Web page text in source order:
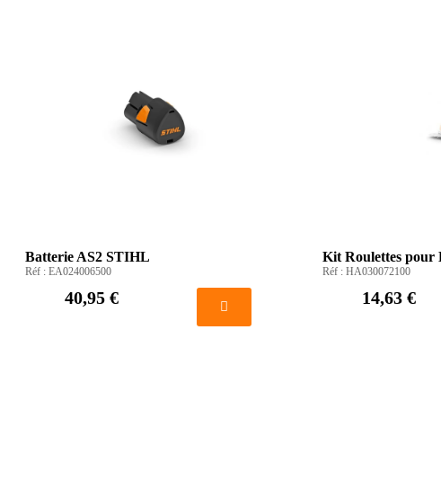
Batterie AS2 STIHL
Réf : EA024006500
40,95 €
Kit Roulettes pour
Réf : HA030072100
14,63 €